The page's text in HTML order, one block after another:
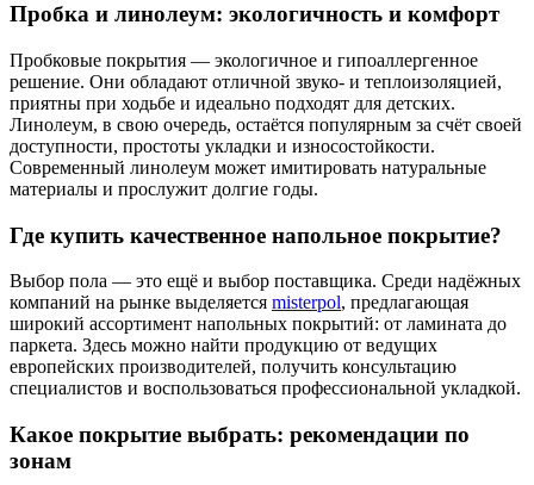
Пробка и линолеум: экологичность и комфорт
Пробковые покрытия — экологичное и гипоаллергенное
решение. Они обладают отличной звуко- и теплоизоляцией,
приятны при ходьбе и идеально подходят для детских.
Линолеум, в свою очередь, остаётся популярным за счёт своей
доступности, простоты укладки и износостойкости.
Современный линолеум может имитировать натуральные
материалы и прослужит долгие годы.
Где купить качественное напольное покрытие?
Выбор пола — это ещё и выбор поставщика. Среди надёжных
компаний на рынке выделяется misterpol, предлагающая
широкий ассортимент напольных покрытий: от ламината до
паркета. Здесь можно найти продукцию от ведущих
европейских производителей, получить консультацию
специалистов и воспользоваться профессиональной укладкой.
Какое покрытие выбрать: рекомендации по
зонам